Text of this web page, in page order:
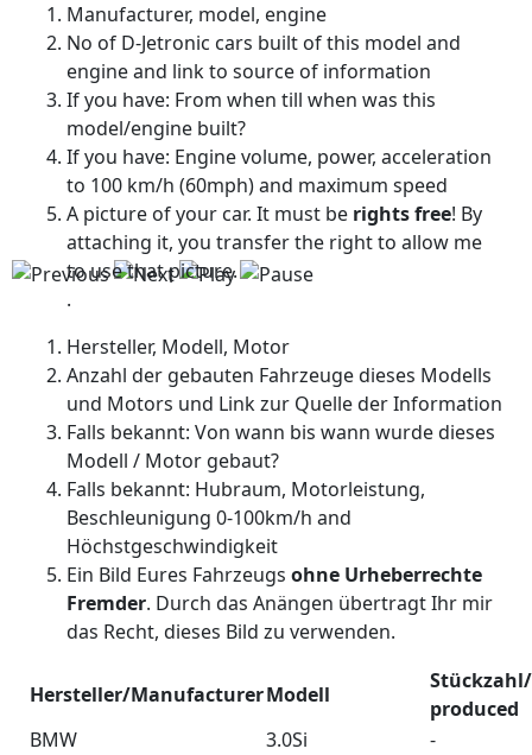
Manufacturer, model, engine
No of D-Jetronic cars built of this model and
engine and link to source of information
If you have: From when till when was this
model/engine built?
If you have: Engine volume, power, acceleration
to 100 km/h (60mph) and maximum speed
A picture of your car. It must be rights free! By
attaching it, you transfer the right to allow me
to use that picture.
.
Hersteller, Modell, Motor
Anzahl der gebauten Fahrzeuge dieses Modells
und Motors und Link zur Quelle der Information
Falls bekannt: Von wann bis wann wurde dieses
Modell / Motor gebaut?
Falls bekannt: Hubraum, Motorleistung,
Beschleunigung 0-100km/h and
Höchstgeschwindigkeit
Ein Bild Eures Fahrzeugs ohne Urheberrechte
Fremder. Durch das Anängen übertragt Ihr mir
das Recht, dieses Bild zu verwenden.
Hersteller/ManufacturerModell
produced
BMW
3.0Si
-